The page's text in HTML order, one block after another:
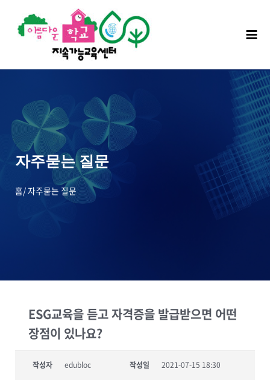
자주묻는 질문
홈/ 자주묻는 질문
ESG교육을 듣고 자격증을 발급받으면 어떤
장점이 있나요?
작성자 edubloc 작성일 2021-07-15 18:30